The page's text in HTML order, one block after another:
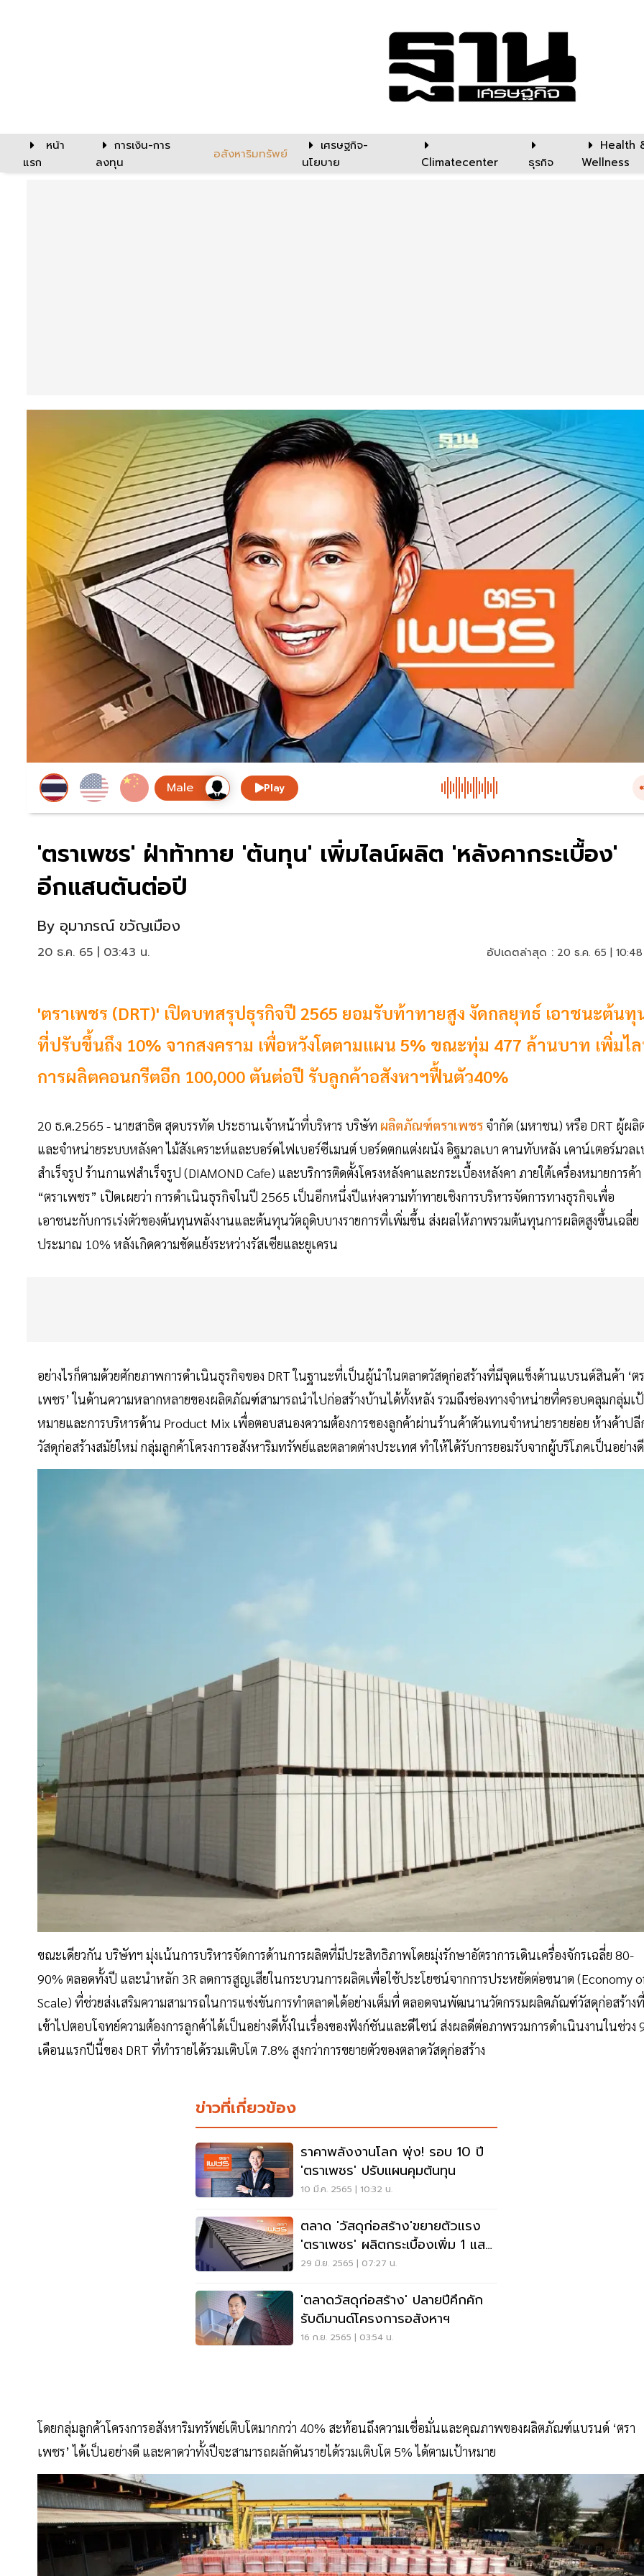
หน้า
แรก
การเงิน-การ
ลงทุน
อสังหาริมทรัพย์
เศรษฐกิจ-
นโยบาย
Climatecenter ธุรกิจ
Health
Wellness
Play
'ตราเพชร' ฝ่าท้าทาย 'ต้นทุน' เพิ่มไลน์ผลิต 'หลังคากระเบื้อง'
อีกแสนตันต่อปี
By อุมาภรณ์ ขวัญเมือง
20 ธ.ค. 65 | 03:43 น. อัปเดตล่าสุด : 20 ธ.ค. 65 |
'ตราเพชร (DRT)' เปิดบทสรุปธุรกิจปี 2565 ยอมรับท้าทายสูง งัดกลยุทธ์ เอาชนะต้นทุ
ที่ปรับขึ้นถึง 10% จากสงคราม เพื่อหวังโตตามแผน 5% ขณะทุ่ม 477 ล้านบาท เพิ่มไ
การผลิตคอนกรีตอีก 100,000 ตันต่อปี รับลูกค้าอสังหาฯฟื้นตัว40%
20 ธ.ค.2565 - นายสาธิต สุดบรรทัด ประธานเจ้าหน้าที่บริหาร บริษัท ผลิตภัณฑ์ตราเพชร จำกัด (มหาชน) หรือ DRT ผู้ผลิ
และจำหน่ายระบบหลังคา ไม้สังเคราะห์และบอร์ดไฟเบอร์ซีเมนต์ บอร์ดตกแต่งผนัง อิฐมวลเบา คานทับหลัง เคาน์เตอร์มวลเ
สำเร็จรูป ร้านกาแฟสำเร็จรูป (DIAMOND Cafe) และบริการติดตั้งโครงหลังคาและกระเบื้องหลังคา ภายใต้เครื่องหมายการค้า
“ตราเพชร” เปิดเผยว่า การดำเนินธุรกิจในปี 2565 เป็นอีกหนึ่งปีแห่งความท้าทายเชิงการบริหารจัดการทางธุรกิจเพื่อ
เอาชนะกับการเร่งตัวของต้นทุนพลังงานและต้นทุนวัตถุดิบบางรายการที่เพิ่มขึ้น ส่งผลให้ภาพรวมต้นทุนการผลิตสูงขึ้นเฉลี่ย
ประมาณ 10% หลังเกิดความขัดแย้งระหว่างรัสเซียและยูเครน
อย่างไรก็ตามด้วยศักยภาพการดำเนินธุรกิจของ DRT ในฐานะที่เป็นผู้นำในตลาดวัสดุก่อสร้างที่มีจุดแข็งด้านแบรนด์สินค้า ‘ต
เพชร’ ในด้านความหลากหลายของผลิตภัณฑ์สามารถนำไปก่อสร้างบ้านได้ทั้งหลัง รวมถึงช่องทางจำหน่ายที่ครอบคลุมกลุ่มเ
หมายและการบริหารด้าน Product Mix เพื่อตอบสนองความต้องการของลูกค้าผ่านร้านค้าตัวแทนจำหน่ายรายย่อย ห้างค้าปลี
วัสดุก่อสร้างสมัยใหม่ กลุ่มลูกค้าโครงการอสังหาริมทรัพย์และตลาดต่างประเทศ ทำให้ได้รับการยอมรับจากผู้บริโภคเป็นอย่า
ขณะเดียวกัน บริษัทฯ มุ่งเน้นการบริหารจัดการด้านการผลิตที่มีประสิทธิภาพโดยมุ่งรักษาอัตราการเดินเครื่องจักรเฉลี่ย 80-
90% ตลอดทั้งปี และนำหลัก 3R ลดการสูญเสียในกระบวนการผลิตเพื่อใช้ประโยชน์จากการประหยัดต่อขนาด (Economy
Scale) ที่ช่วยส่งเสริมความสามารถในการแข่งขันการทำตลาดได้อย่างเต็มที่ ตลอดจนพัฒนานวัตกรรมผลิตภัณฑ์วัสดุก่อสร้างที่
เข้าไปตอบโจทย์ความต้องการลูกค้าได้เป็นอย่างดีทั้งในเรื่องของฟังก์ชันและดีไซน์ ส่งผลดีต่อภาพรวมการดำเนินงานในช่วง
เดือนแรกปีนี้ของ DRT ที่ทำรายได้รวมเติบโต 7.8% สูงกว่าการขยายตัวของตลาดวัสดุก่อสร้าง
ข่าวที่เกี่ยวข้อง
ราคาพลังงานโลก พุ่ง! รอบ 10 ปี
'ตราเพชร' ปรับแผนคุมต้นทุน
10 มี.ค. 2565 | 10:32 น.
ตลาด 'วัสดุก่อสร้าง'ขยายตัวแรง
'ตราเพชร' ผลิตกระเบื้องเพิ่ม 1 แสน
ตัน
29 มิ.ย. 2565 | 07:27 น.
'ตลาดวัสดุก่อสร้าง' ปลายปีคึกคัก
รับดีมานด์โครงการอสังหาฯ
16 ก.ย. 2565 | 03:54 น.
โดยกลุ่มลูกค้าโครงการอสังหาริมทรัพย์เติบโตมากกว่า 40% สะท้อนถึงความเชื่อมั่นและคุณภาพของผลิตภัณฑ์แบรนด์ ‘ตรา
เพชร’ ได้เป็นอย่างดี และคาดว่าทั้งปีจะสามารถผลักดันรายได้รวมเติบโต 5% ได้ตามเป้าหมาย